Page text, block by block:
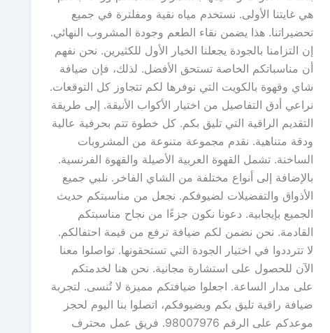
هي غايتنا الأولى. نستخدم مياه نقية ومفلترة في جميع
تحضيراتنا. هذا يضمن نقاء الطعم وجودة المشروب النهائي.
إن التزامنا بالجودة يجعلنا الخيار الأول للكثيرين. نحن نفهم
أن مناسباتكم الخاصة تستحق الأفضل. لذلك، فإن ضيافة
شاي وقهوة بالكويت التي نوفرها لكم تتجاوز كل التوقعات.
نراعي أدق التفاصيل من اختيار الأكواب الأنيقة. إلى طريقة
التقديم الراقية التي تليق بكم. كل خطوة تتم بحرفية عالية
ودقة متناهية. نقدم مجموعة متنوعة من المشروبات
الساخنة. تشمل القهوة العربية الأصيلة والقهوة الفرنسية.
بالإضافة إلى أنواع مختلفة من الشاي الفاخر. نلبي جميع
الأذواق والتفضيلات لضيوفكم. نجعل من مناسبتكم حديث
الجميع بإيجابية. دعونا نكون جزءًا من نجاح مناسبتكم
القادمة. نحن نضمن لكم ضيافة ترفع من قيمة احتفالكم.
لا تترددوا في اختيار الجودة التي تستحقونها. تواصلوا معنا
الآن للحصول على استشارة مجانية. نحن هنا لخدمتكم
على مدار الساعة. اجعلوا ضيافتكم مميزة لا تُنسى. لتجربة
ضيافة راقية تليق بكم وبضيوفكم، اتصلوا بنا اليوم لحجز
موعدكم على الرقم 98007976. فريق عمل محترف